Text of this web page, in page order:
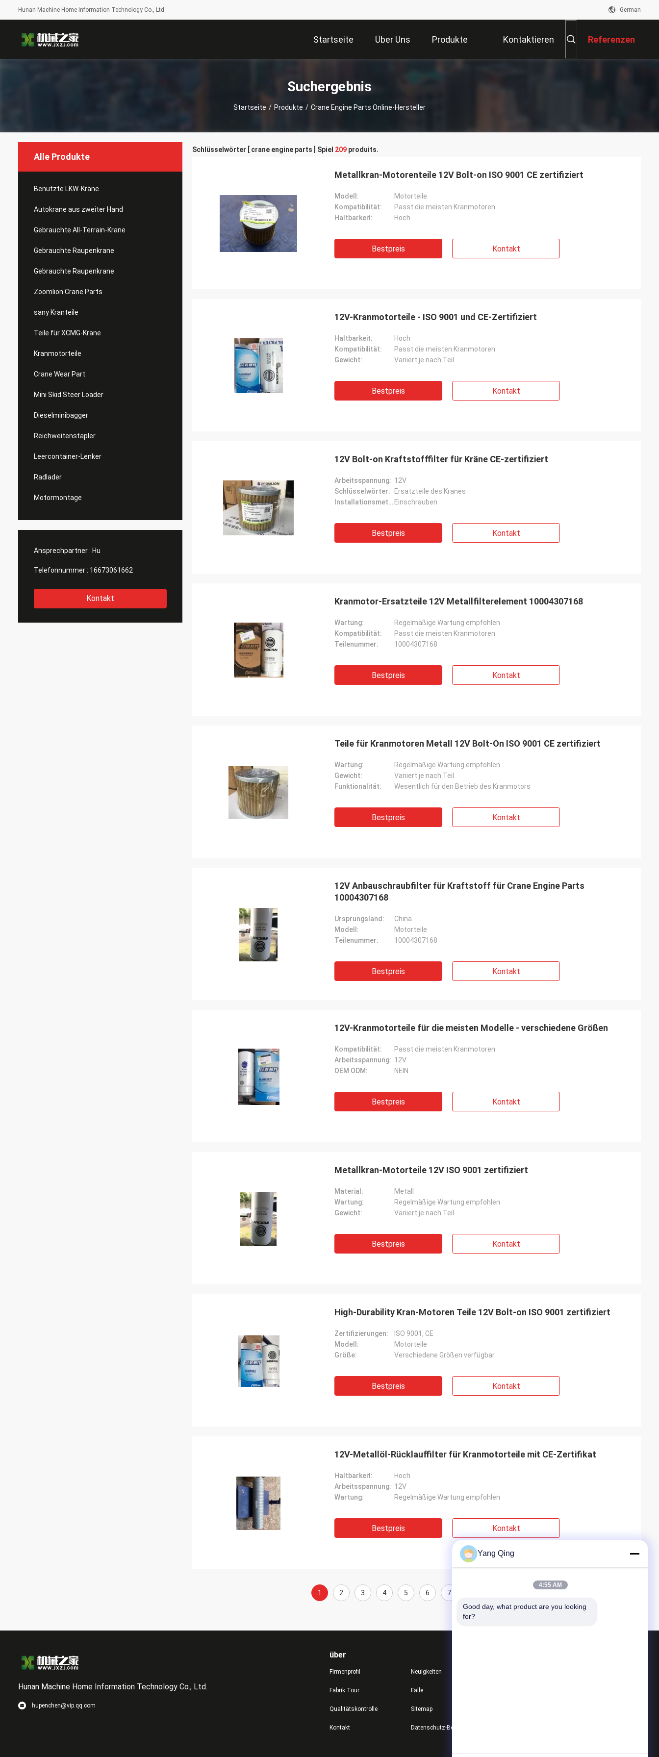
Hunan Machine Home Information Technology Co., Ltd. German
Startseite Über Uns Produkte Kontaktieren Referenzen
Suchergebnis
Startseite / Produkte / Crane Engine Parts Online-Hersteller
Alle Produkte
Benutzte LKW-Kräne
Autokrane aus zweiter Hand
Gebrauchte All-Terrain-Krane
Gebrauchte Raupenkrane
Gebrauchte Raupenkrane
Zoomlion Crane Parts
sany Kranteile
Teile für XCMG-Krane
Kranmotorteile
Crane Wear Part
Mini Skid Steer Loader
Dieselminibagger
Reichweitenstapler
Leercontainer-Lenker
Radlader
Motormontage
Ansprechpartner : Hu
Telefonnummer : 16673061662
Kontakt
Schlüsselwörter [ crane engine parts ] Spiel 209 produits.
Metallkran-Motorenteile 12V Bolt-on ISO 9001 CE zertifiziert
Modell:
Motorteile
Kompatibilität:
Passt die meisten Kranmotoren
Haltbarkeit:
Hoch
Bestpreis Kontakt
12V-Kranmotorteile - ISO 9001 und CE-Zertifiziert
Haltbarkeit:
Hoch
Kompatibilität:
Passt die meisten Kranmotoren
Gewicht:
Variiert je nach Teil
Bestpreis Kontakt
12V Bolt-on Kraftstofffilter für Kräne CE-zertifiziert
Arbeitsspannung: 12V
Schlüsselwörter:
Ersatzteile des Kranes
Installationsmethode: Einschrauben
Bestpreis Kontakt
Kranmotor-Ersatzteile 12V Metallfilterelement 10004307168
Wartung:
Regelmäßige Wartung empfohlen
Kompatibilität:
Passt die meisten Kranmotoren
Teilenummer:
10004307168
Bestpreis Kontakt
Teile für Kranmotoren Metall 12V Bolt-On ISO 9001 CE zertifiziert
Wartung:
Regelmäßige Wartung empfohlen
Gewicht:
Variiert je nach Teil
Funktionalität:
Wesentlich für den Betrieb des Kranmotors
Bestpreis Kontakt
12V Anbauschraubfilter für Kraftstoff für Crane Engine Parts
10004307168
Ursprungsland:
China
Modell:
Motorteile
Teilenummer:
10004307168
Bestpreis Kontakt
12V-Kranmotorteile für die meisten Modelle - verschiedene Größen
Kompatibilität:
Passt die meisten Kranmotoren
Arbeitsspannung: 12V
OEM ODM:
NEIN
Bestpreis Kontakt
Metallkran-Motorteile 12V ISO 9001 zertifiziert
Material:
Metall
Wartung:
Regelmäßige Wartung empfohlen
Gewicht:
Variiert je nach Teil
Bestpreis Kontakt
High-Durability Kran-Motoren Teile 12V Bolt-on ISO 9001 zertifiziert
Zertifizierungen:
ISO 9001, CE
Modell:
Motorteile
Größe:
Verschiedene Größen verfügbar
Bestpreis Kontakt
12V-Metallöl-Rücklauffilter für Kranmotorteile mit CE-Zertifikat
Haltbarkeit:
Hoch
Arbeitsspannung: 12V
Wartung:
Regelmäßige Wartung empfohlen
Bestpreis Kontakt
1 2 3 4 5 6 7
Hunan Machine Home Information Technology Co., Ltd.
hupenchen@vip.qq.com
über
Firmenprofil
Fabrik Tour
Qualitätskontrolle
Kontakt
Neuigkeiten
Fälle
Sitemap
Yang Qing
4:55 AM
Good day, what product are you looking
for?